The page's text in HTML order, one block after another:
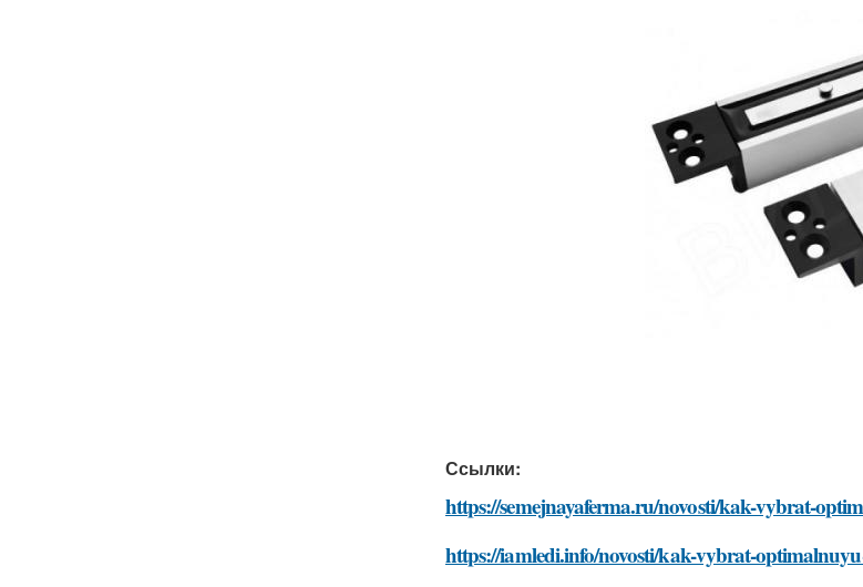
Ссылки:
https://semejnayaferma.ru/novosti/kak-vybrat-
https://iamledi.info/novosti/kak-vybrat-